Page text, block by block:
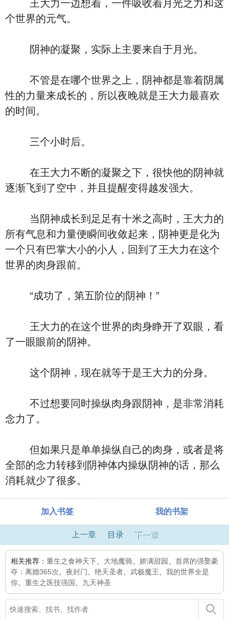
王大力一边想着，一件吸收着月光之力和这
个世界的元气。
阴神的凝聚，实际上主要来自于月光。
不管是在哪个世界之上，阴神都是靠着阴属
性的力量来成长的，所以夜晚就是王大力最喜欢
的时间。
三个小时后。
在王大力不断的凝聚之下，很快他的阴神就
逐渐飞到了空中，并且提醒变得越发强大。
当阴神成长到足足有十米之高时，王大力的
所有气息和力量便瞬间收敛起来，阴神更是化为
一个只有巴掌大小的小人，回到了王大力在这个
世界的肉身跟前。
“成功了，第五阶位的阴神！”
王大力的在这个世界的肉身睁开了双眼，看
了一眼眼前的阴神。
这个阴神，现在就等于是王大力的分身。
不过想要同时操纵肉身跟阴神，是非常消耗
念力了。
但如果只是单单操纵自己的肉身，或者是将
全部的念力转移到阴神体内操纵阴神的话，那么
消耗就少了很多。
加入书签 我的书架
上一章 目录 下一章
相关推荐： 重生之食神天下 大地魔骑 娇满甜园
首席的强娶豪
夺：离婚365次
夜封门 绝天圣者 武极魔王
我的世界全是
你
重生之医技强国 九天神圣